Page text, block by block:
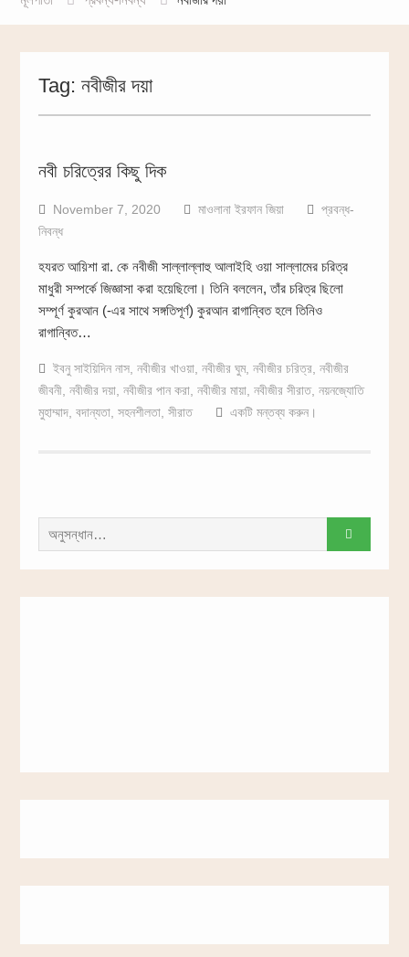
Tag: নবীজীর দয়া
নবী চরিত্রের কিছু দিক
November 7, 2020 মাওলানা ইরফান জিয়া
প্রবন্ধ-
নিবন্ধ
হযরত আয়িশা রা. কে নবীজী সাল্লাল্লাহু আলাইহি ওয়া সাল্লামের চরিত্র
মাধুরী সম্পর্কে জিজ্ঞাসা করা হয়েছিলো। তিনি বললেন, তাঁর চরিত্র ছিলো
সম্পূর্ণ কুরআন (-এর সাথে সঙ্গতিপূর্ণ) কুরআন রাগান্বিত হলে তিনিও
রাগান্বিত…
ইবনু সাইয়িদিন নাস, নবীজীর খাওয়া, নবীজীর ঘুম, নবীজীর চরিত্র, নবীজীর
জীবনী, নবীজীর দয়া, নবীজীর পান করা, নবীজীর মায়া, নবীজীর সীরাত, নয়নজ্যোতি
মুহাম্মাদ, বদান্যতা, সহনশীলতা, সীরাত একটি মন্তব্য করুন।
করাঃ